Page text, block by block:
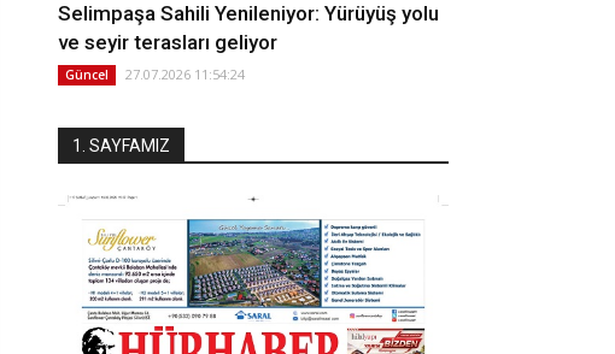
Selimpaşa Sahili Yenileniyor: Yürüyüş yolu
ve seyir terasları geliyor
Güncel 27.07.2026 11:54:24
1. SAYFAMIZ